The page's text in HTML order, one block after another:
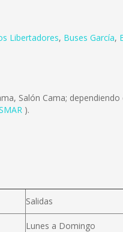
Libertadores, Buses García,
Salón Cama;
).
Salidas
Lunes a Domingo